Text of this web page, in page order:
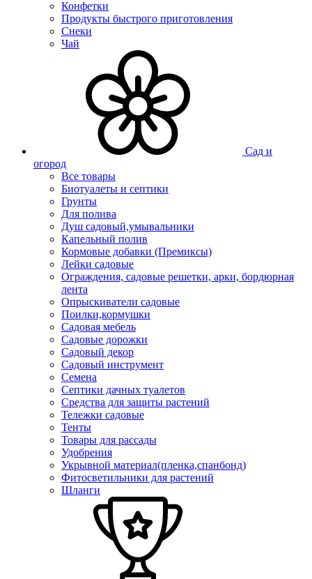
Конфетки
Продукты быстрого приготовления
Снеки
Чай
Сад и
огород
Все товары
Биотуалеты и септики
Грунты
Для полива
Душ садовый,умывальники
Капельный полив
Кормовые добавки (Премиксы)
Лейки садовые
Ограждения, садовые решетки, арки, бордюрная
лента
Опрыскиватели садовые
Поилки,кормушки
Садовая мебель
Садовые дорожки
Садовый декор
Садовый инструмент
Семена
Септики дачных туалетов
Средства для защиты растений
Тележки садовые
Тенты
Товары для рассады
Удобрения
Укрывной материал(пленка,спанбонд)
Фитосветильники для растений
Шланги